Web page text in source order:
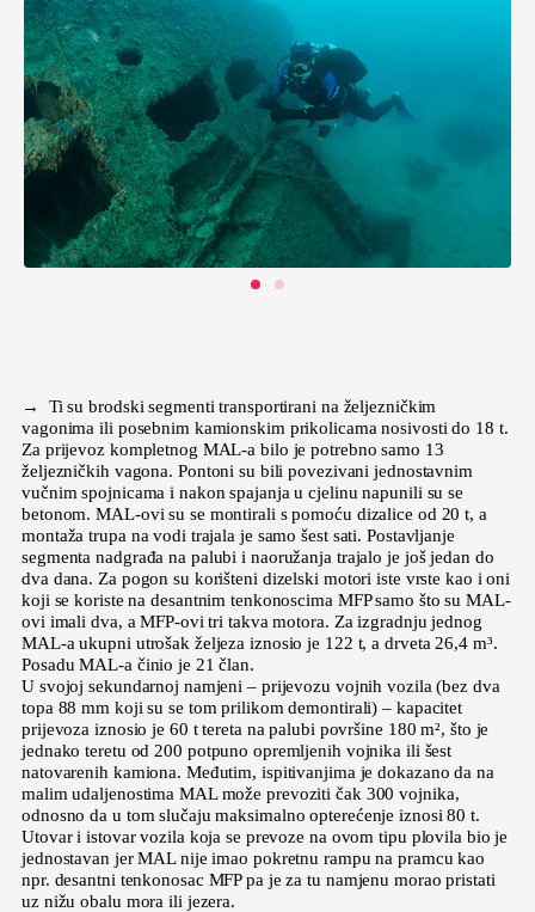
→ Ti su brodski segmenti transportirani na željezničkim
vagonima ili posebnim kamionskim prikolicama nosivosti do 18 t.
Za prijevoz kompletnog MAL-a bilo je potrebno samo 13
željezničkih vagona. Pontoni su bili povezivani jednostavnim
vučnim spojnicama i nakon spajanja u cjelinu napunili su se
betonom. MAL-ovi su se montirali s pomoću dizalice od 20 t, a
montaža trupa na vodi trajala je samo šest sati. Postavljanje
segmenta nadgrađa na palubi i naoružanja trajalo je još jedan do
dva dana. Za pogon su korišteni dizelski motori iste vrste kao i oni
koji se koriste na desantnim tenkonoscima MFP samo što su MAL-
ovi imali dva, a MFP-ovi tri takva motora. Za izgradnju jednog
MAL-a ukupni utrošak željeza iznosio je 122 t, a drveta 26,4 m³.
Posadu MAL-a činio je 21 član.
U svojoj sekundarnoj namjeni – prijevozu vojnih vozila (bez dva
topa 88 mm koji su se tom prilikom demontirali) – kapacitet
prijevoza iznosio je 60 t tereta na palubi površine 180 m², što je
jednako teretu od 200 potpuno opremljenih vojnika ili šest
natovarenih kamiona. Međutim, ispitivanjima je dokazano da na
malim udaljenostima MAL može prevoziti čak 300 vojnika,
odnosno da u tom slučaju maksimalno opterećenje iznosi 80 t.
Utovar i istovar vozila koja se prevoze na ovom tipu plovila bio je
jednostavan jer MAL nije imao pokretnu rampu na pramcu kao
npr. desantni tenkonosac MFP pa je za tu namjenu morao pristati
uz nižu obalu mora ili jezera.